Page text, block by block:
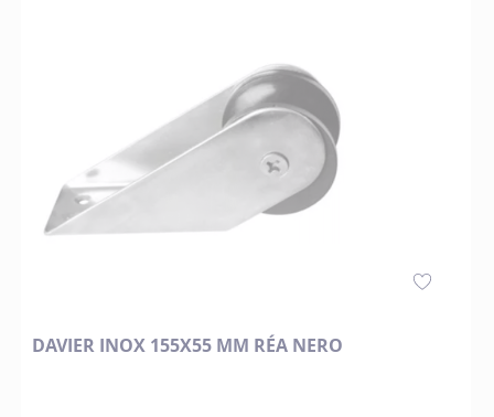
DAVIER INOX 155X55 MM RÉA NERO